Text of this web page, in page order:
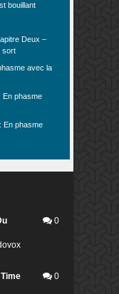
bouillant
Deux –
sort
avec la
En phasme
En phasme
0
0